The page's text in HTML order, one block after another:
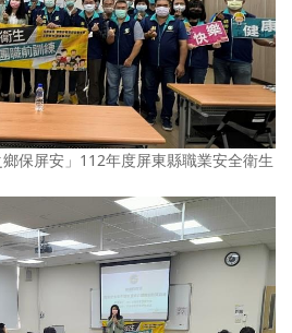
鄉保屏安」112年度屏東縣職業安全衛生